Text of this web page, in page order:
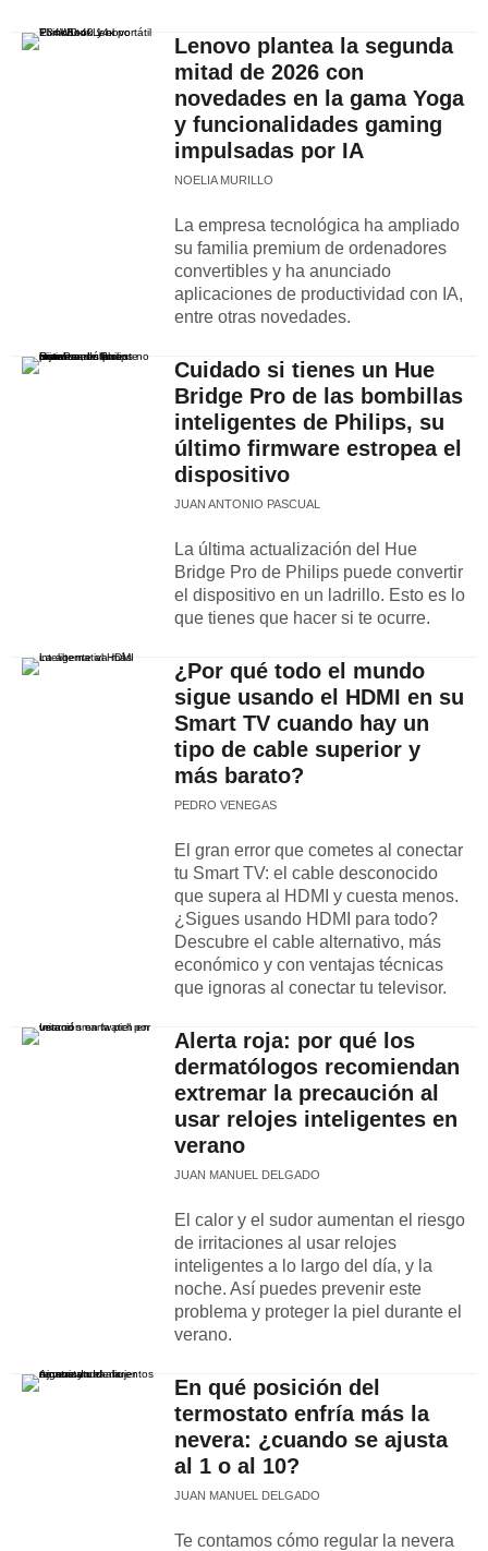
Lenovo plantea la segunda
mitad de 2026 con
novedades en la gama Yoga
y funcionalidades gaming
impulsadas por IA
NOELIA MURILLO
La empresa tecnológica ha ampliado
su familia premium de ordenadores
convertibles y ha anunciado
aplicaciones de productividad con IA,
entre otras novedades.
Cuidado si tienes un Hue
Bridge Pro de las bombillas
inteligentes de Philips, su
último firmware estropea el
dispositivo
JUAN ANTONIO PASCUAL
La última actualización del Hue
Bridge Pro de Philips puede convertir
el dispositivo en un ladrillo. Esto es lo
que tienes que hacer si te ocurre.
¿Por qué todo el mundo
sigue usando el HDMI en su
Smart TV cuando hay un
tipo de cable superior y
más barato?
PEDRO VENEGAS
El gran error que cometes al conectar
tu Smart TV: el cable desconocido
que supera al HDMI y cuesta menos.
¿Sigues usando HDMI para todo?
Descubre el cable alternativo, más
económico y con ventajas técnicas
que ignoras al conectar tu televisor.
Alerta roja: por qué los
dermatólogos recomiendan
extremar la precaución al
usar relojes inteligentes en
verano
JUAN MANUEL DELGADO
El calor y el sudor aumentan el riesgo
de irritaciones al usar relojes
inteligentes a lo largo del día, y la
noche. Así puedes prevenir este
problema y proteger la piel durante el
verano.
En qué posición del
termostato enfría más la
nevera: ¿cuando se ajusta
al 1 o al 10?
JUAN MANUEL DELGADO
Te contamos cómo regular la nevera